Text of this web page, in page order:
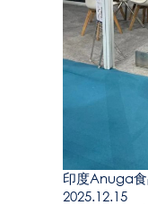
印度Anuga食
2025.12.15